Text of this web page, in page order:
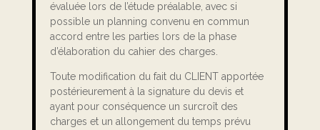
évaluée lors de l’étude préalable, avec si
possible un planning convenu en commun
accord entre les parties lors de la phase
d’élaboration du cahier des charges.
Toute modification du fait du CLIENT apportée
postérieurement à la signature du devis et
ayant pour conséquence un surcroît des
charges et un allongement du temps prévu